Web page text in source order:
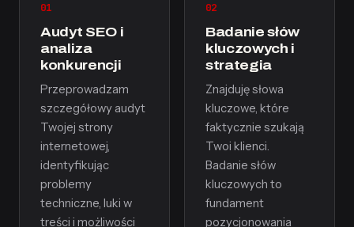
01
Audyt SEO i
analiza
konkurencji
Przeprowadzam
szczegółowy audyt
Twojej strony
internetowej,
identyfikując
problemy
techniczne, luki w
treści i możliwości
02
Badanie słów
kluczowych i
strategia
Znajduję słowa
kluczowe, które
faktycznie szukają
Twoi klienci.
Badanie słów
kluczowych to
fundament
pozycjonowania